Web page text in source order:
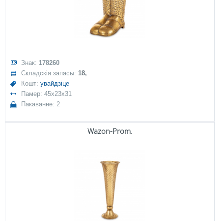
Знак: 178260
Складскія запасы: 18,
Кошт:увайдзіце
Памер: 45x23x31
Пакаванне: 2
Wazon-Prom.